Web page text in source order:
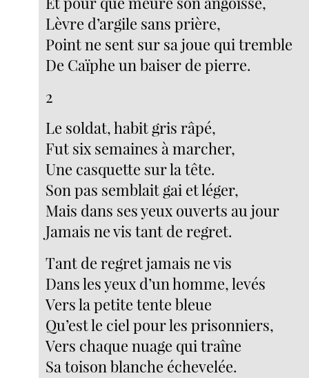
Lèvre d’argile sans prière,
Point ne sent sur sa joue qui tremble
De Caïphe un baiser de pierre.
2
Le soldat, habit gris râpé,
Fut six semaines à marcher,
Une casquette sur la tête.
Son pas semblait gai et léger,
Mais dans ses yeux ouverts au jour
Jamais ne vis tant de regret.
Tant de regret jamais ne vis
Dans les yeux d’un homme, levés
Vers la petite tente bleue
Qu’est le ciel pour les prisonniers,
Vers chaque nuage qui traîne
Sa toison blanche échevelée.